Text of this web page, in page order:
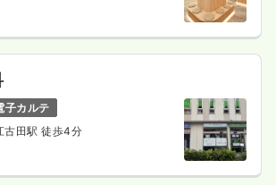
子カルテ
古田駅 徒歩4分